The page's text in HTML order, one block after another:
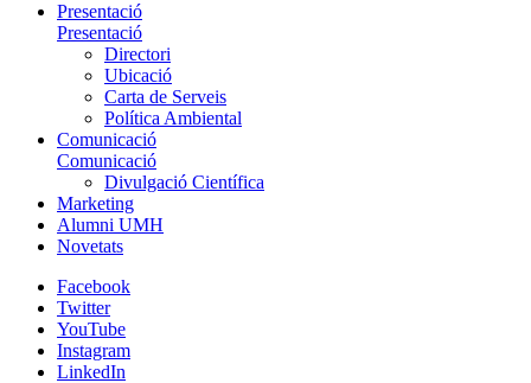
Presentació
Presentació
Directori
Ubicació
Carta de Serveis
Política Ambiental
Comunicació
Comunicació
Divulgació Científica
Marketing
Alumni UMH
Novetats
Facebook
Twitter
YouTube
Instagram
LinkedIn